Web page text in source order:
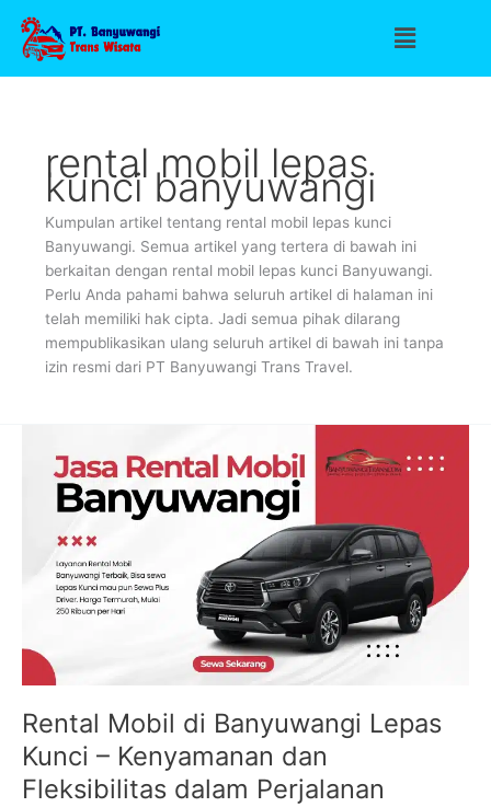
konten
Menu
rental mobil lepas
kunci banyuwangi
Kumpulan artikel tentang rental mobil lepas kunci
Banyuwangi. Semua artikel yang tertera di bawah ini
berkaitan dengan rental mobil lepas kunci Banyuwangi.
Perlu Anda pahami bahwa seluruh artikel di halaman ini
telah memiliki hak cipta. Jadi semua pihak dilarang
mempublikasikan ulang seluruh artikel di bawah ini tanpa
izin resmi dari PT Banyuwangi Trans Travel.
Rental Mobil di Banyuwangi Lepas
Kunci – Kenyamanan dan
Fleksibilitas dalam Perjalanan
Mobil
Banyuwangi
Lepas
Kunci
Kenyamanan
Fleksibilitas
dalam